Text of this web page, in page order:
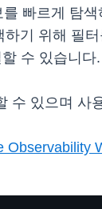
빠르게 탐
기 위해 필
수 있습니다.
수 있으며 사
Observability